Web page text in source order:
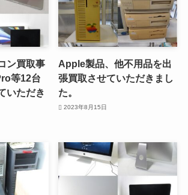
ン買取事
等12台
いただき
Apple製品、他不用品を出
張買取させていただきまし
た。
2023年8月15日